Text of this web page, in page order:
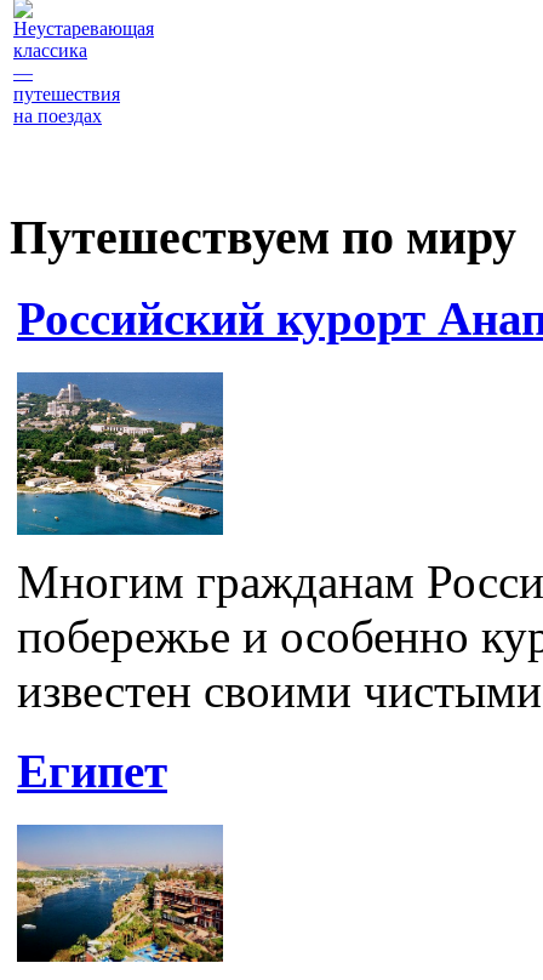
Неустаревающая
классика
—
путешествия
на поездах
Путешествуем по миру
Российский курорт
Многим гражданам
побережье и особенно
известен своими
Египет